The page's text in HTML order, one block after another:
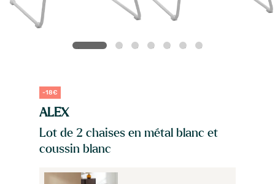
-18€
ALEX
Lot de 2 chaises en métal blanc et
coussin blanc